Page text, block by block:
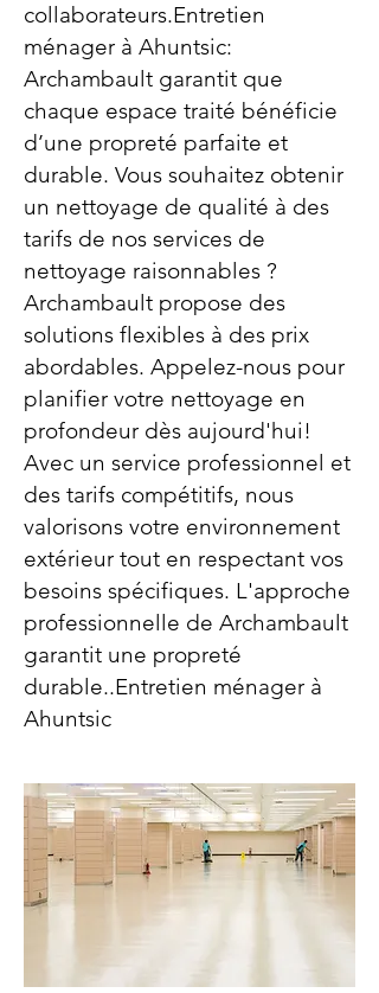
collaborateurs.Entretien
ménager à Ahuntsic:
Archambault garantit que
chaque espace traité bénéficie
d’une propreté parfaite et
durable. Vous souhaitez obtenir
un nettoyage de qualité à des
tarifs de nos services de
nettoyage raisonnables ?
Archambault propose des
solutions flexibles à des prix
abordables. Appelez-nous pour
planifier votre nettoyage en
profondeur dès aujourd'hui!
Avec un service professionnel et
des tarifs compétitifs, nous
valorisons votre environnement
extérieur tout en respectant vos
besoins spécifiques. L'approche
professionnelle de Archambault
garantit une propreté
durable..Entretien ménager à
Ahuntsic